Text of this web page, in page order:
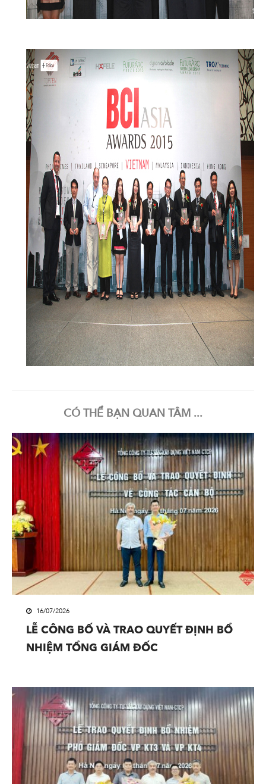
CÓ THỂ BẠN QUAN TÂM ...
16/07/2026
LỄ CÔNG BỐ VÀ TRAO QUYẾT ĐỊNH BỔ
NHIỆM TỔNG GIÁM ĐỐC